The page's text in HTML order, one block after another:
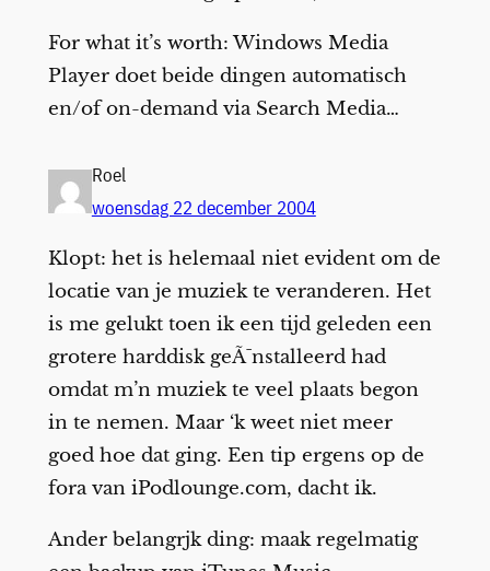
For what it’s worth: Windows Media
Player doet beide dingen automatisch
en/of on-demand via Search Media…
Roel
woensdag 22 december 2004
Klopt: het is helemaal niet evident om de
locatie van je muziek te veranderen. Het
is me gelukt toen ik een tijd geleden een
grotere harddisk geÃ¯nstalleerd had
omdat m’n muziek te veel plaats begon
in te nemen. Maar ‘k weet niet meer
goed hoe dat ging. Een tip ergens op de
fora van iPodlounge.com, dacht ik.
Ander belangrjk ding: maak regelmatig